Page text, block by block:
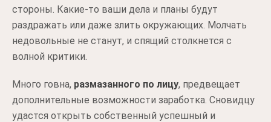
стороны. Какие-то ваши дела и планы будут
раздражать или даже злить окружающих. Молчать
недовольные не станут, и спящий столкнется с
волной критики.
Много говна, размазанного по лицу, предвещает
дополнительные возможности заработка. Сновидцу
удастся открыть собственный успешный и